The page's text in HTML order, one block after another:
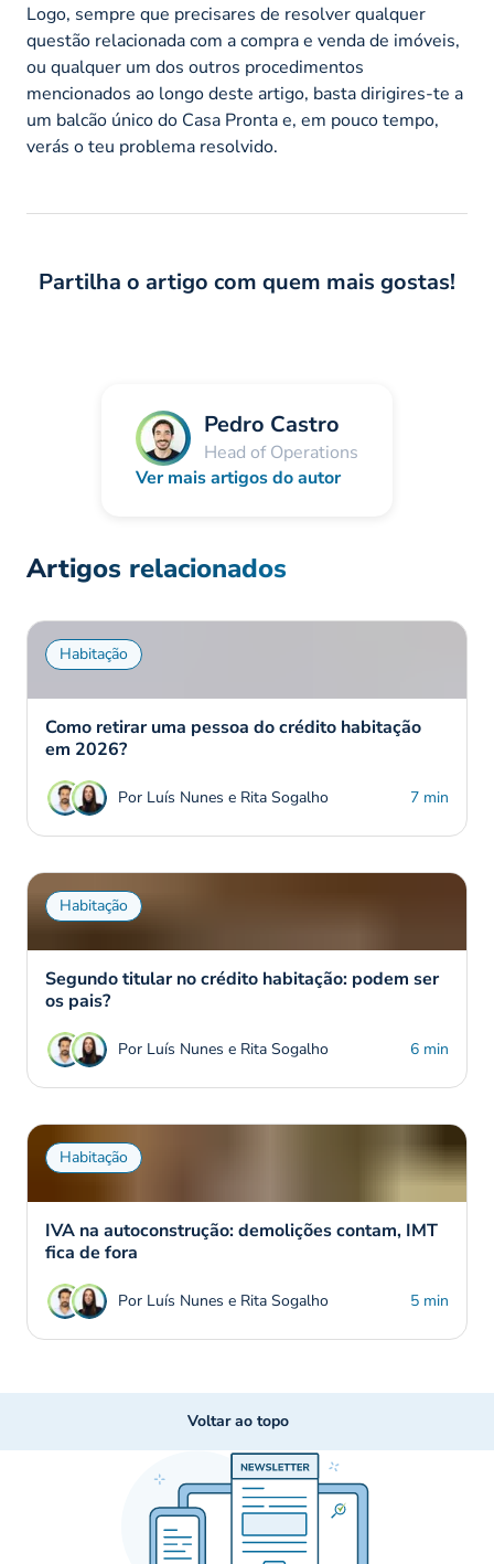
Logo, sempre que precisares de resolver qualquer
questão relacionada com a compra e venda de imóveis,
ou qualquer um dos outros procedimentos
mencionados ao longo deste artigo, basta dirigires-te a
um balcão único do Casa Pronta e, em pouco tempo,
verás o teu problema resolvido.
Partilha o artigo com quem mais gostas!
Pedro Castro
Head of Operations
Ver mais artigos do autor
Artigos relacionados
Habitação
Como retirar uma pessoa do crédito habitação
em 2026?
Por Luís Nunes e Rita Sogalho 7 min
Habitação
Segundo titular no crédito habitação: podem ser
os pais?
Por Luís Nunes e Rita Sogalho 6 min
Habitação
IVA na autoconstrução: demolições contam, IMT
fica de fora
Por Luís Nunes e Rita Sogalho 5 min
Voltar ao topo